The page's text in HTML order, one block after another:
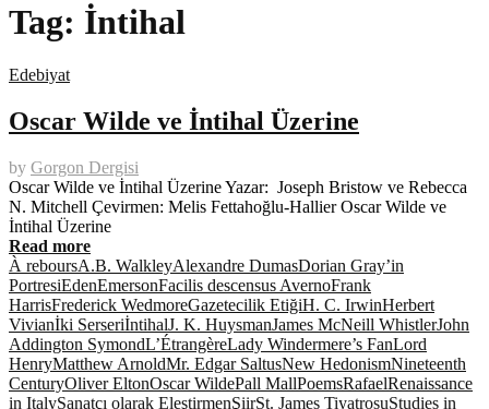
Tag: İntihal
Edebiyat
Oscar Wilde ve İntihal Üzerine
by Gorgon Dergisi
Oscar Wilde ve İntihal Üzerine Yazar: Joseph Bristow ve Rebecca
N. Mitchell Çevirmen: Melis Fettahoğlu-Hallier Oscar Wilde ve
İntihal Üzerine
Read more
À reboursA.B. WalkleyAlexandre DumasDorian Gray’in
PortresiEdenEmersonFacilis descensus AvernoFrank
HarrisFrederick WedmoreGazetecilik EtiğiH. C. IrwinHerbert
Vivianİki SerseriİntihalJ. K. HuysmanJames McNeill WhistlerJohn
Addington SymondL’ÉtrangèreLady Windermere’s FanLord
HenryMatthew ArnoldMr. Edgar SaltusNew HedonismNineteenth
CenturyOliver EltonOscar WildePall MallPoemsRafaelRenaissance
in ItalySanatçı olarak EleştirmenŞiirSt. James TiyatrosuStudies in